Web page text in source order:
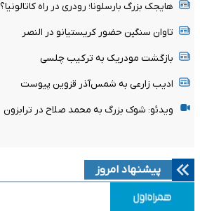
هایجک بزرگ بارسلونا؛ رودری در راه کاتالونیا؟
تاوان سنگین حضور کریستیانو در النصر
بازگشت مودریک به ترکیب چلسی
ادیب زارعی به شمس‌آذر قزوین پیوست
ویدئو: شوک بزرگ به محمد صلاح در ترابزون
پیشنهاد امروز